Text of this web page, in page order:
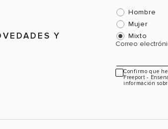
Y
Hombre
Mujer
Mixto
Correo
Confirmo que
Freeport -
información